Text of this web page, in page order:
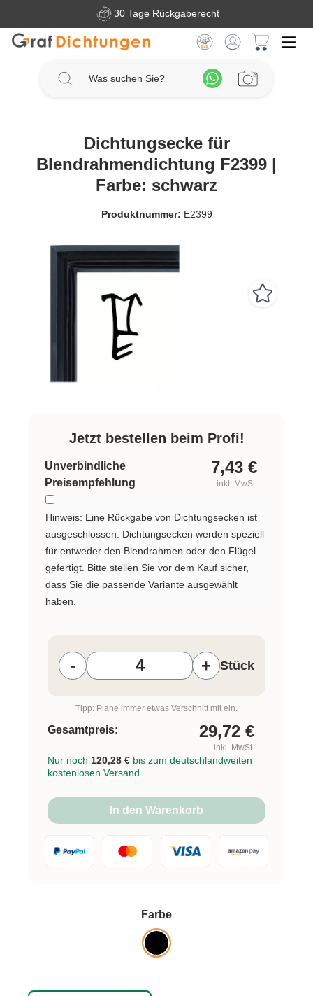
Zum Hauptinhalt springen30 Tage Rückgaberecht
Dichtungsecke für
Blendrahmendichtung F2399 |
Farbe: schwarz
Produktnummer: E2399
Farbeauswählen
Jetzt bestellen beim Profi!
Unverbindliche
Preisempfehlung
7,43 €
inkl. MwSt.
Hinweis: Eine Rückgabe von Dichtungsecken ist
ausgeschlossen. Dichtungsecken werden speziell
für entweder den Blendrahmen oder den Flügel
gefertigt. Bitte stellen Sie vor dem Kauf sicher,
dass Sie die passende Variante ausgewählt
haben.
- + Stück
Tipp: Plane immer etwas Verschnitt mit ein.
Gesamtpreis: 29,72 €
inkl. MwSt.
Nur noch 120,28 € bis zum deutschlandweiten
kostenlosen Versand.
In den Warenkorb